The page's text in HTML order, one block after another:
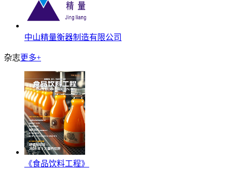
中山精量衡器制造有限公司
杂志更多+
《食品饮料工程》